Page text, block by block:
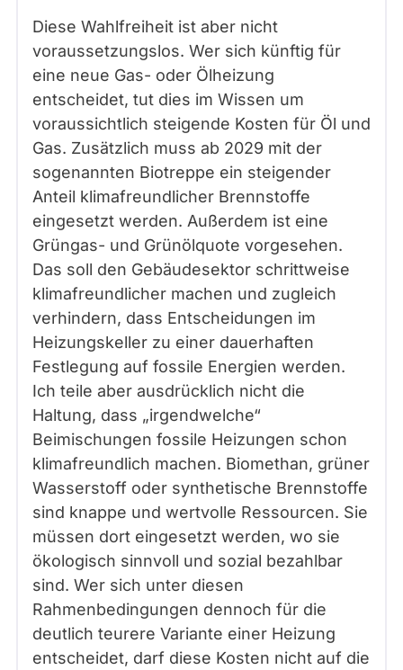
Diese Wahlfreiheit ist aber nicht
voraussetzungslos. Wer sich künftig für
eine neue Gas- oder Ölheizung
entscheidet, tut dies im Wissen um
voraussichtlich steigende Kosten für Öl und
Gas. Zusätzlich muss ab 2029 mit der
sogenannten Biotreppe ein steigender
Anteil klimafreundlicher Brennstoffe
eingesetzt werden. Außerdem ist eine
Grüngas- und Grünölquote vorgesehen.
Das soll den Gebäudesektor schrittweise
klimafreundlicher machen und zugleich
verhindern, dass Entscheidungen im
Heizungskeller zu einer dauerhaften
Festlegung auf fossile Energien werden.
Ich teile aber ausdrücklich nicht die
Haltung, dass „irgendwelche“
Beimischungen fossile Heizungen schon
klimafreundlich machen. Biomethan, grüner
Wasserstoff oder synthetische Brennstoffe
sind knappe und wertvolle Ressourcen. Sie
müssen dort eingesetzt werden, wo sie
ökologisch sinnvoll und sozial bezahlbar
sind. Wer sich unter diesen
Rahmenbedingungen dennoch für die
deutlich teurere Variante einer Heizung
entscheidet, darf diese Kosten nicht auf die